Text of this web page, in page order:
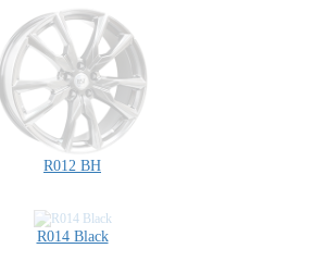
R012 BH
R014 Black